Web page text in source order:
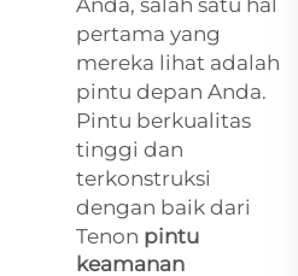
pertama yang
mereka lihat adalah
pintu depan Anda.
Pintu berkualitas
tinggi dan
terkonstruksi
dengan baik dari
Tenon pintu
keamanan